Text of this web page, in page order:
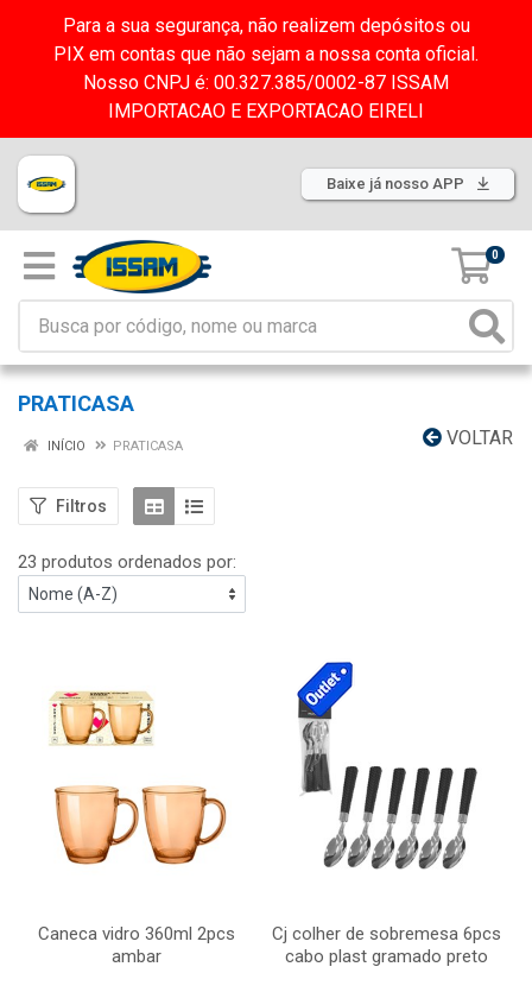
Para a sua segurança, não realizem depósitos ou
PIX em contas que não sejam a nossa conta oficial.
Nosso CNPJ é: 00.327.385/0002-87 ISSAM
IMPORTACAO E EXPORTACAO EIRELI
Baixe já nosso APP
0
PRATICASA
VOLTAR
INÍCIO PRATICASA
Filtros
23 produtos ordenados por:
Caneca vidro 360ml 2pcs
ambar
Cj colher de sobremesa 6pcs
cabo plast gramado preto